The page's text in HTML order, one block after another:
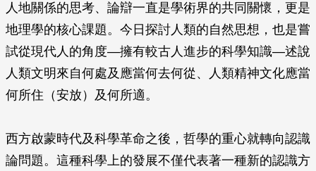
人地關係的思考、論辯一直是學術界的共同關懷，更是
地理學的核心課題。今日探討人類的自然思想，也是嘗
試從現代人的角度—擁有較古人進步的科學知識—述說
人類文明來自何處及應當何去何從、人類精神文化應當
何所住（安放）及何所適。
西方啟蒙時代及科學革命之後，哲學的重心就轉向認識
論問題。這種科學上的發展不僅代表著一種新的認識方